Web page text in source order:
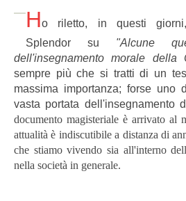
Ho riletto, in questi giorni,
Splendor su "Alcune
dell'insegnamento morale della
sempre più che si tratti di un
massima importanza; forse uno
vasta portata dell'insegnamento
documento magisteriale è arrivato al
attualità è indiscutibile a distanza di
che stiamo vivendo sia all'interno
nella società in generale.